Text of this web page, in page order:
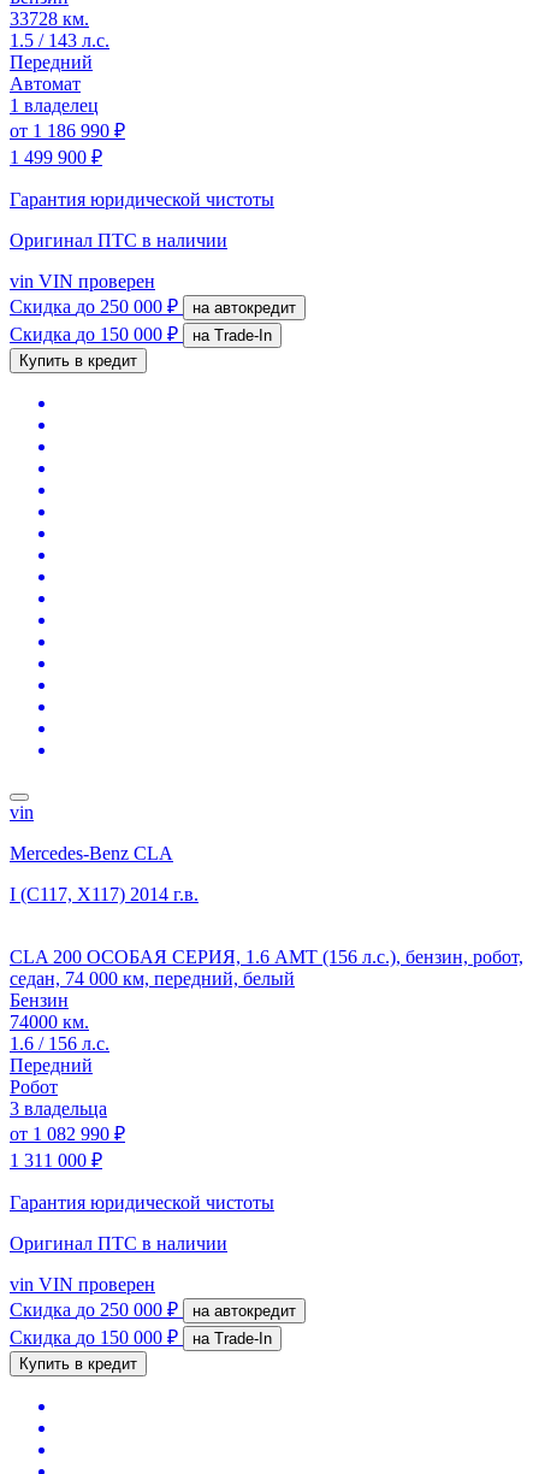
33728 км.
1.5 / 143 л.с.
Передний
Автомат
1 владелец
от 1 186 990 ₽
1 499 900 ₽
Гарантия юридической чистоты
Оригинал ПТС в наличии
vin VIN проверен
Скидка до 250 000 ₽ на автокредит
Скидка до 150 000 ₽
на Trade-In
Купить в кредит
vin
Mercedes-Benz CLA
I (C117, X117) 2014 г.в.
CLA 200 ОСОБАЯ СЕРИЯ, 1.6 AMT (156 л.с.), бензин, робот,
седан, 74 000 км, передний, белый
Бензин
74000 км.
1.6 / 156 л.с.
Передний
Робот
3 владельца
от 1 082 990 ₽
1 311 000 ₽
Гарантия юридической чистоты
Оригинал ПТС в наличии
vin VIN проверен
Скидка до 250 000 ₽ на автокредит
Скидка до 150 000 ₽
на Trade-In
Купить в кредит